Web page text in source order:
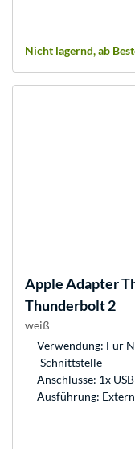
Nicht lagernd, ab
AppleAdapter
Thunderbolt 2
weiß
Verwendung: Für
Schnittstelle
Anschlüsse: 1x
Ausführung: Extern